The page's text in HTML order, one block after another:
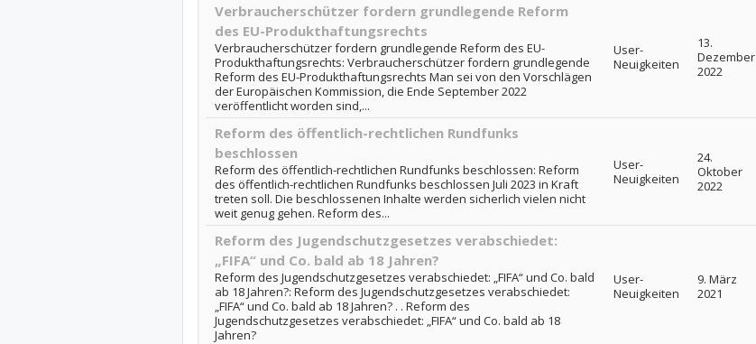
Verbraucherschützer fordern grundlegende Reform
des EU-Produkthaftungsrechts
Verbraucherschützer fordern grundlegende Reform des EU-
Produkthaftungsrechts: Verbraucherschützer fordern grundlegende
Reform des EU-Produkthaftungsrechts Man sei von den Vorschlägen
der Europäischen Kommission, die Ende September 2022
veröffentlicht worden sind,...
User-
Neuigkeiten
13.
Dezember
2022
Reform des öffentlich-rechtlichen Rundfunks
beschlossen
Reform des öffentlich-rechtlichen Rundfunks beschlossen: Reform
des öffentlich-rechtlichen Rundfunks beschlossen Juli 2023 in Kraft
treten soll. Die beschlossenen Inhalte werden sicherlich vielen nicht
weit genug gehen. Reform des...
User-
Neuigkeiten
24.
Oktober
2022
Reform des Jugendschutzgesetzes verabschiedet:
„FIFA“ und Co. bald ab 18 Jahren?
Reform des Jugendschutzgesetzes verabschiedet: „FIFA“ und Co. bald
ab 18 Jahren?: Reform des Jugendschutzgesetzes verabschiedet:
„FIFA“ und Co. bald ab 18 Jahren? . . Reform des
Jugendschutzgesetzes verabschiedet: „FIFA“ und Co. bald ab 18
Jahren?
User-
Neuigkeiten
9. März
2021